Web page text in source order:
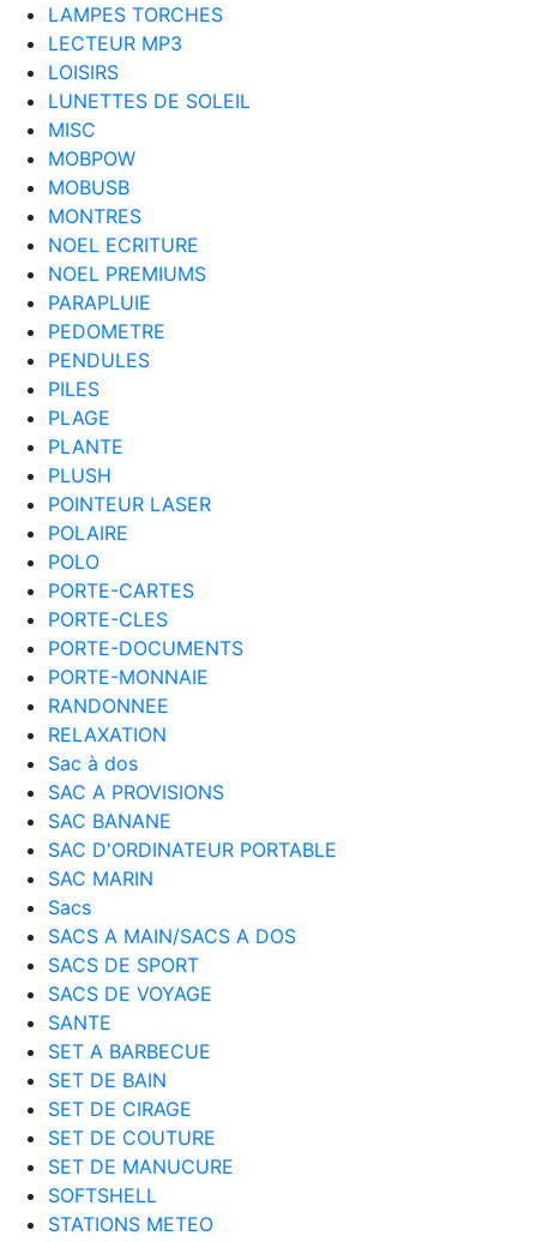
LAMPES TORCHES
LECTEUR MP3
LOISIRS
LUNETTES DE SOLEIL
MISC
MOBPOW
MOBUSB
MONTRES
NOEL ECRITURE
NOEL PREMIUMS
PARAPLUIE
PEDOMETRE
PENDULES
PILES
PLAGE
PLANTE
PLUSH
POINTEUR LASER
POLAIRE
POLO
PORTE-CARTES
PORTE-CLES
PORTE-DOCUMENTS
PORTE-MONNAIE
RANDONNEE
RELAXATION
Sac à dos
SAC A PROVISIONS
SAC BANANE
SAC D'ORDINATEUR PORTABLE
SAC MARIN
Sacs
SACS A MAIN/SACS A DOS
SACS DE SPORT
SACS DE VOYAGE
SANTE
SET A BARBECUE
SET DE BAIN
SET DE CIRAGE
SET DE COUTURE
SET DE MANUCURE
SOFTSHELL
STATIONS METEO